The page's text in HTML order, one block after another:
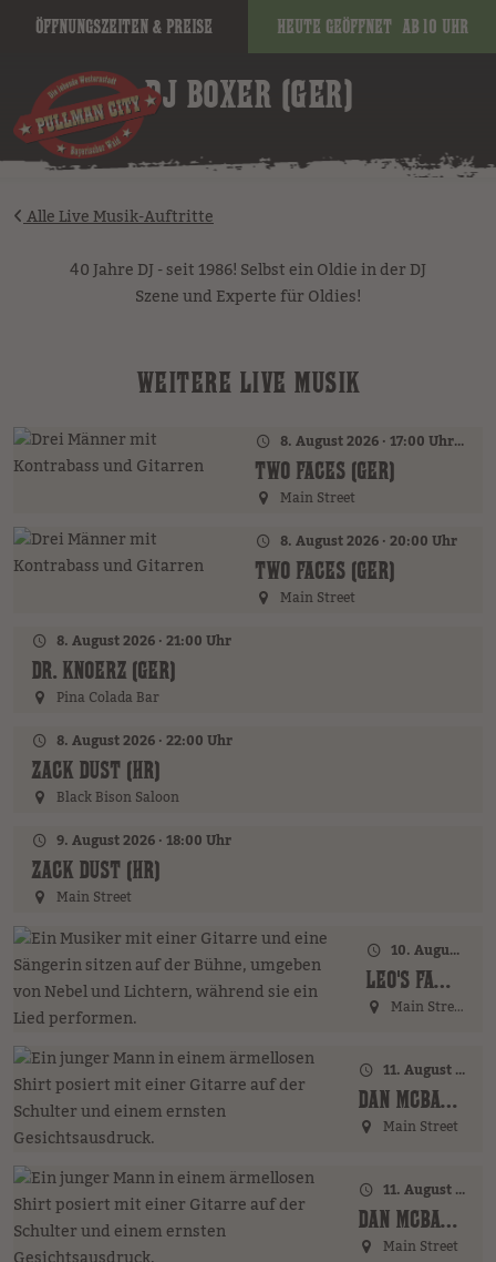
Öffnungszeiten & Preise Heute geöffnet ab 10 Uhr
image
DJ BOXER (GER)
Alle Live Musik-Auftritte
40 Jahre DJ - seit 1986! Selbst ein Oldie in der DJ
Szene und Experte für Oldies!
WEITERE LIVE MUSIK
8. August 2026 · 17:00 Uhr – 18:00 Uhr
TWO FACES (GER)
Main Street
8. August 2026 · 20:00 Uhr
TWO FACES (GER)
Main Street
8. August 2026 · 21:00 Uhr
DR. KNOERZ (GER)
Pina Colada Bar
8. August 2026 · 22:00 Uhr
ZACK DUST (HR)
Black Bison Saloon
9. August 2026 · 18:00 Uhr
ZACK DUST (HR)
Main Street
10. August 2026 · 18:00 Uhr
LEO'S FAMILY (GER)
Main Street
11. August 2026 · 17:00 Uhr – 18:00 Uhr
DAN MCBAKER (GER)
Main Street
11. August 2026 · 20:00 Uhr
DAN MCBAKER (GER)
Main Street